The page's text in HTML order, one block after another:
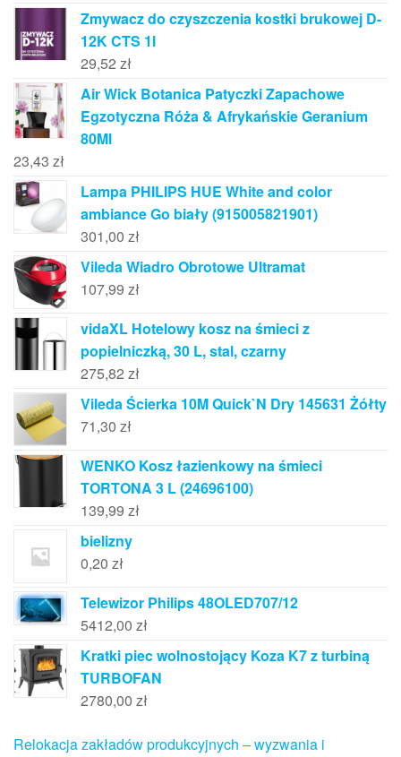
Zmywacz do czyszczenia kostki brukowej D-
12K CTS 1l
29,52 zł
Air Wick Botanica Patyczki Zapachowe
Egzotyczna Róża & Afrykańskie Geranium
80Ml
23,43 zł
Lampa PHILIPS HUE White and color
ambiance Go biały (915005821901)
301,00 zł
Vileda Wiadro Obrotowe Ultramat
107,99 zł
vidaXL Hotelowy kosz na śmieci z
popielniczką, 30 L, stal, czarny
275,82 zł
Vileda Ścierka 10M Quick`N Dry 145631 Żółty
71,30 zł
WENKO Kosz łazienkowy na śmieci
TORTONA 3 L (24696100)
139,99 zł
bielizny
0,20 zł
Telewizor Philips 48OLED707/12
5412,00 zł
Kratki piec wolnostojący Koza K7 z turbiną
TURBOFAN
2780,00 zł
Relokacja zakładów produkcyjnych – wyzwania i